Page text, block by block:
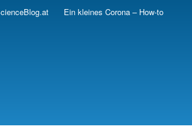
Ein kleines Corona – How-to